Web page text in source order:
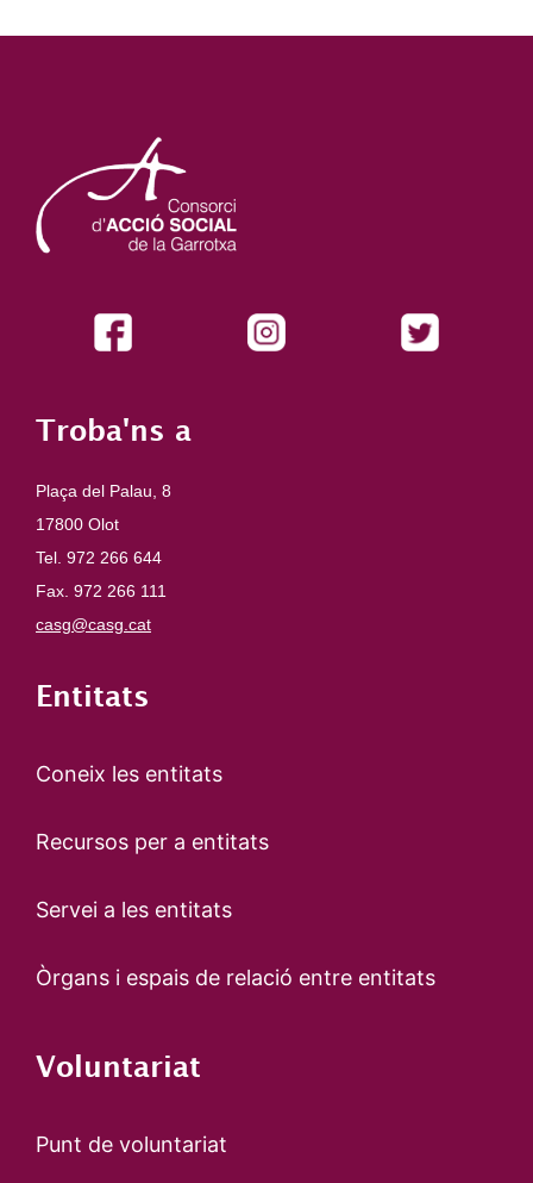
Troba'ns a
Plaça del Palau, 8
17800 Olot
Tel. 972 266 644
Fax. 972 266 111
casg@casg.cat
Entitats
Coneix les entitats
Recursos per a entitats
Servei a les entitats
Òrgans i espais de relació entre entitats
Voluntariat
Punt de voluntariat